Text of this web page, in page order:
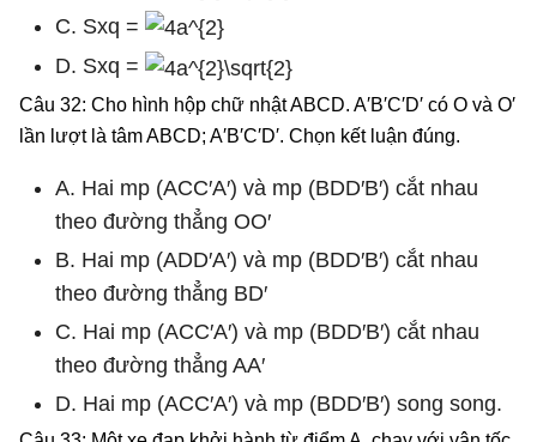
C. Sxq =
D. Sxq =
Câu 32: Cho hình hộp chữ nhật ABCD. A′B′C′D′ có O và O′
lần lượt là tâm ABCD; A′B′C′D′. Chọn kết luận đúng.
A. Hai mp (ACC′A′) và mp (BDD′B′) cắt nhau
theo đường thẳng OO′
B. Hai mp (ADD′A′) và mp (BDD′B′) cắt nhau
theo đường thẳng BD′
C. Hai mp (ACC′A′) và mp (BDD′B′) cắt nhau
theo đường thẳng AA′
D. Hai mp (ACC′A′) và mp (BDD′B′) song song.